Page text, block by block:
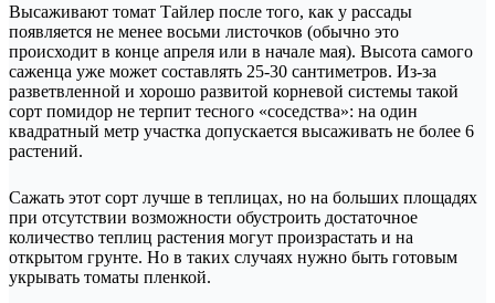
Высаживают томат Тайлер после того, как у рассады
появляется не менее восьми листочков (обычно это
происходит в конце апреля или в начале мая). Высота самого
саженца уже может составлять 25-30 сантиметров. Из-за
разветвленной и хорошо развитой корневой системы такой
сорт помидор не терпит тесного «соседства»: на один
квадратный метр участка допускается высаживать не более 6
растений.
Сажать этот сорт лучше в теплицах, но на больших площадях
при отсутствии возможности обустроить достаточное
количество теплиц растения могут произрастать и на
открытом грунте. Но в таких случаях нужно быть готовым
укрывать томаты пленкой.